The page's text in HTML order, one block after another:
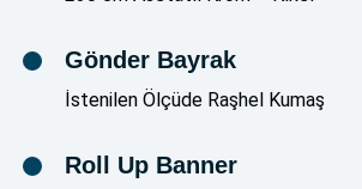
Gönder Bayrak
İstenilen Ölçüde Raşhel Kumaş
Roll Up Banner